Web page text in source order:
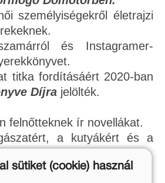
személyiségekről életrajzi
és Instagramer-
titka fordításáért 2020-ban
Díjra jelölték.
felnőtteknek ír novellákat.
a kutyákért és a
sütiket (cookie) használ